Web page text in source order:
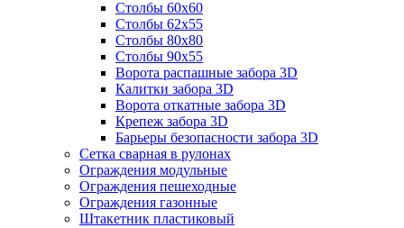
Столбы 60х60
Столбы 62х55
Столбы 80х80
Столбы 90х55
Ворота распашные забора 3D
Калитки забора 3D
Ворота откатные забора 3D
Крепеж забора 3D
Барьеры безопасности забора 3D
Сетка сварная в рулонах
Ограждения модульные
Ограждения пешеходные
Ограждения газонные
Штакетник пластиковый